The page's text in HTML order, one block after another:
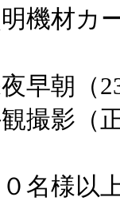
材カー
朝（23
影（正
名様以